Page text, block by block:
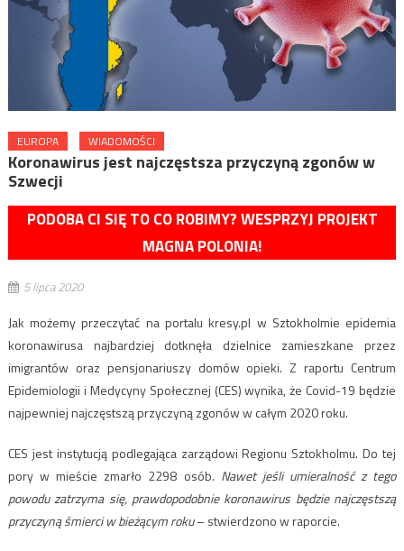
EUROPA WIADOMOŚCI
Koronawirus jest najczęstsza przyczyną zgonów w
Szwecji
PODOBA CI SIĘ TO CO ROBIMY? WESPRZYJ PROJEKT
MAGNA POLONIA!
5 lipca 2020
Jak możemy przeczytać na portalu kresy.pl w Sztokholmie epidemia
koronawirusa najbardziej dotknęła dzielnice zamieszkane przez
imigrantów oraz pensjonariuszy domów opieki. Z raportu Centrum
Epidemiologii i Medycyny Społecznej (CES) wynika, że Covid-19 będzie
najpewniej najczęstszą przyczyną zgonów w całym 2020 roku.
CES jest instytucją podlegająca zarządowi Regionu Sztokholmu. Do tej
pory w mieście zmarło 2298 osób. Nawet jeśli umieralność z tego
powodu zatrzyma się, prawdopodobnie koronawirus będzie najczęstszą
przyczyną śmierci w bieżącym roku– stwierdzono w raporcie.